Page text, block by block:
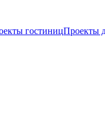
гостиницПроекты